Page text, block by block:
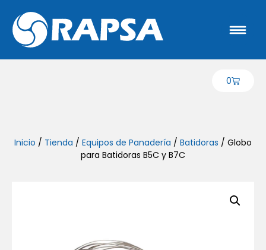
0
Inicio / Tienda / Equipos de Panadería / Batidoras / Globo
para Batidoras B5C y B7C